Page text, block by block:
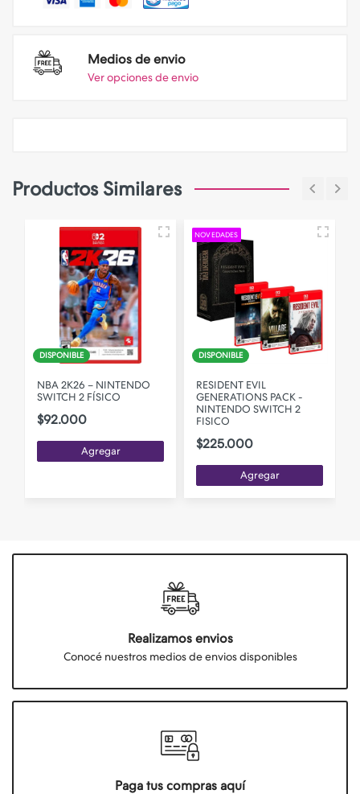
Medios de envio
Ver opciones de envio
Productos Similares
DISPONIBLE
NBA 2K26 – NINTENDO
SWITCH 2 FÍSICO
$92.000
Agregar
NOVEDADES
DISPONIBLE
RESIDENT EVIL
GENERATIONS PACK -
NINTENDO SWITCH 2
FISICO
$225.000
Agregar
Realizamos envios
Conocé nuestros medios de envios disponibles
Paga tus compras aquí